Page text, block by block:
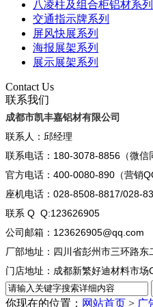
八凌柱及组合柜铝材系列
交通指示牌系列
屏风快展系列
海报展架系列
展示展架系列
Contact Us
联系我们
成都市凯丰嘉铝材有限公司
联系人：邱经理
联系电话：180-3078-8856（微信
官方电话：400-0080-890（营销
座机电话：028-8508-8817/028-
联系 Q Q:123626905
公司邮箱：123626905@qq.com
厂部地址：四川省彭州市三环路东
门店地址：成都新繁好迪材料市场
你现在的位置： 网站首页 > 广